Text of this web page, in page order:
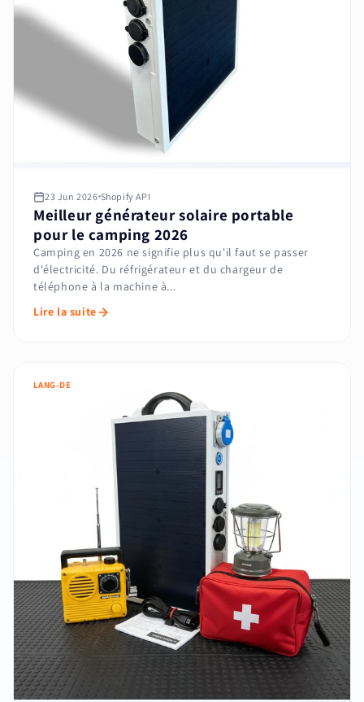
23 Jun 2026 Shopify API
Meilleur générateur solaire portable
pour le camping 2026
Camping en 2026 ne signifie plus qu'il faut se passer
d'électricité. Du réfrigérateur et du chargeur de
téléphone à la machine à...
Lire la suite
LANG-DE